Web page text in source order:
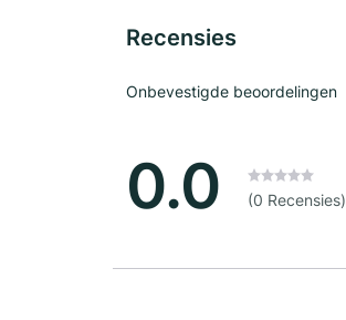
Recensies
Onbevestigde beoordelingen
0.0 (0 Recensies)